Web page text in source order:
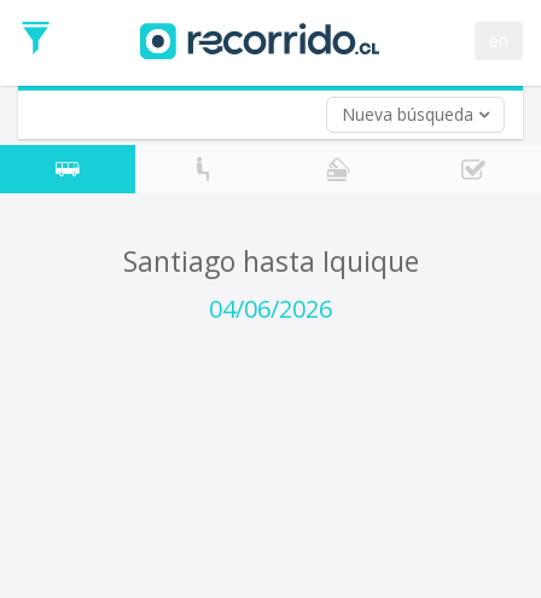
Nueva búsqueda
de
Ida
Vuelta (opcional)
Fecha
de
Santiago hasta Iquique
04/06/2026